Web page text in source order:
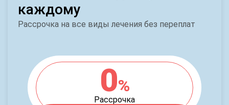
каждому
Рассрочка на все виды лечения без переплат
0%
Рассрочка